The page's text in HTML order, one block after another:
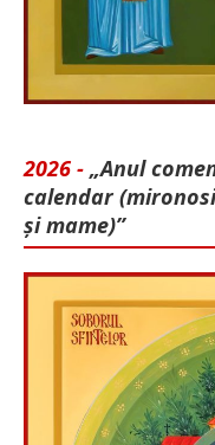
2026 - „Anul
calendar
și mame)”